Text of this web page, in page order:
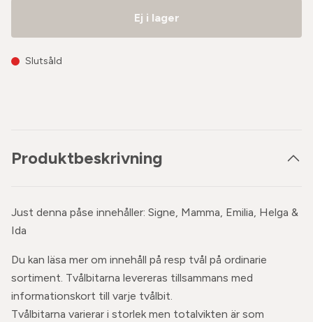
Ej i lager
Slutsåld
Produktbeskrivning
Just denna påse innehåller: Signe, Mamma, Emilia, Helga &
Ida
Du kan läsa mer om innehåll på resp tvål på ordinarie
sortiment. Tvålbitarna levereras tillsammans med
informationskort till varje tvålbit.
Tvålbitarna varierar i storlek men totalvikten är som